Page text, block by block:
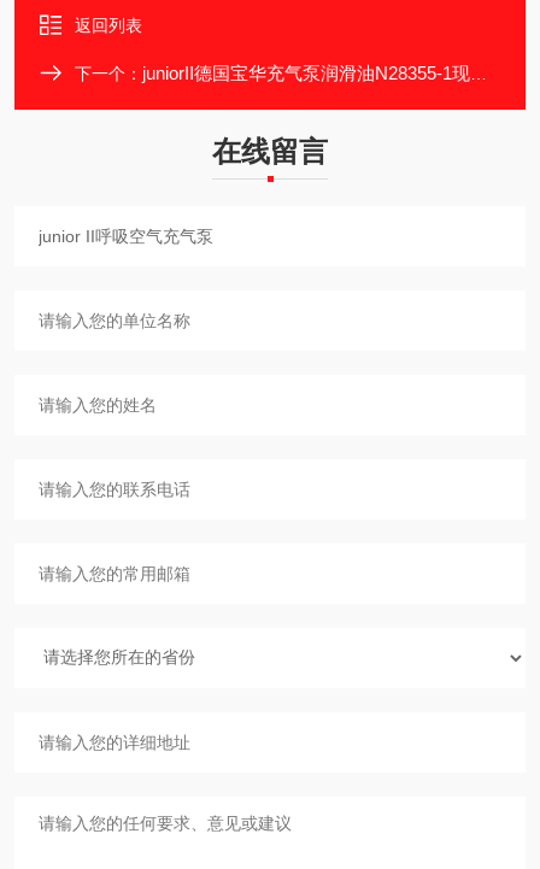
返回列表
下一个： juniorII德国宝华充气泵润滑油N28355-1现货报价
在线留言